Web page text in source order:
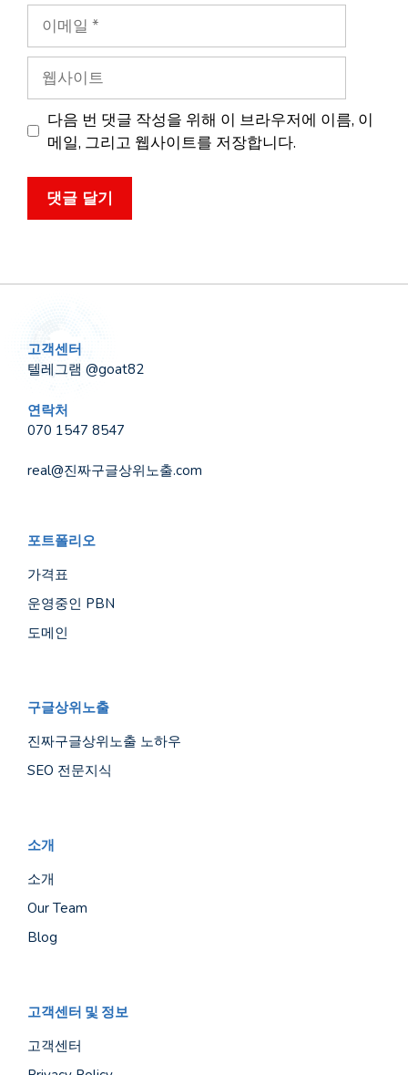
일
트
다음 번 댓글 작성을 위해 이 브라우저에 이름, 이
메일, 그리고 웹사이트를 저장합니다.
고객센터
텔레그램 @goat82
연락처
070 1547 8547
real@진짜구글상위노출.com
포트폴리오
가격표
운영중인 PBN
도메인
구글상위노출
진짜구글상위노출 노하우
SEO 전문지식
소개
소개
Our Team
Blog
고객센터 및 정보
고객센터